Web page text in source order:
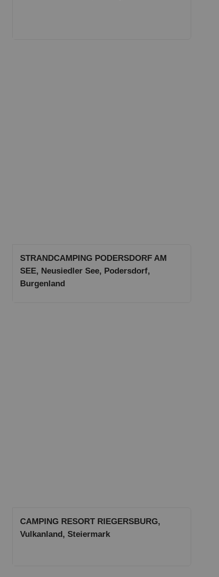
STRANDCAMPING PODERSDORF AM
SEE, Neusiedler See, Podersdorf,
Burgenland
CAMPING RESORT RIEGERSBURG,
Vulkanland, Steiermark